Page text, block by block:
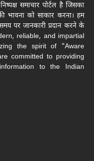
समाचार पोर्टल है जिसका
भावना को साकार करना। हम
पर जानकारी प्रदान करने के
reliable, and impartial
the spirit of "Aware
committed to providing
to the Indian